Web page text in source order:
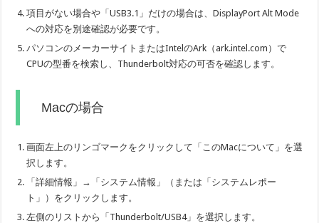
項目がない場合や「USB3.1」だけの場合は、DisplayPort Alt Mode
への対応を別途確認が必要です。
パソコンのメーカーサイトまたはIntelのArk（ark.intel.com）で
CPUの型番を検索し、Thunderbolt対応の可否を確認します。
Macの場合
画面左上のリンゴマークをクリックして「このMacについて」を選
択します。
「詳細情報」→「システム情報」（または「システムレポー
ト」）をクリックします。
左側のリストから「Thunderbolt/USB4」を選択します。